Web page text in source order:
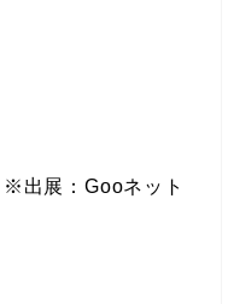
※出展：Gooネット